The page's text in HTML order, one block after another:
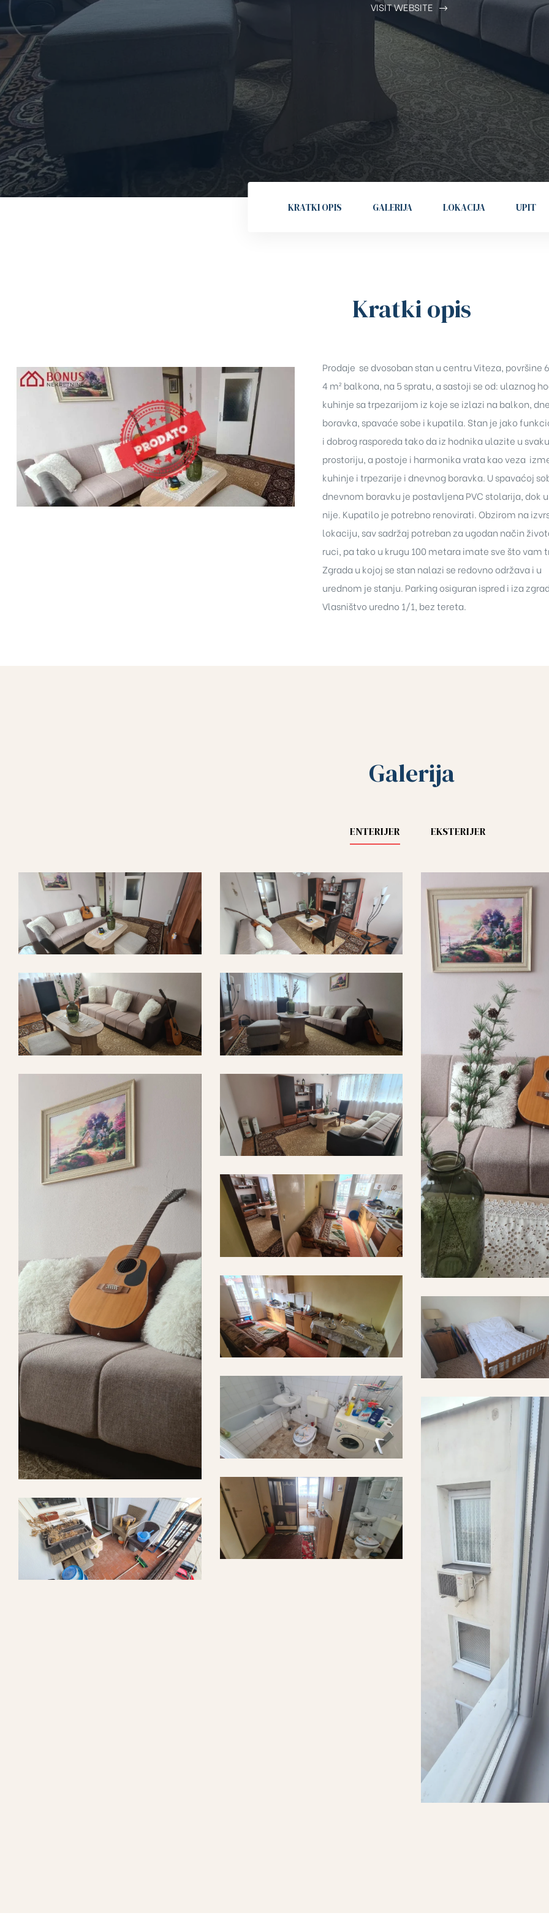
VISIT WEBSITE
KRATKI OPIS GALERIJA LOKACIJA UPIT
Kratki opis
Prodaje se dvosoban stan u centru Viteza, površine
4 m² balkona, na 5 spratu, a sastoji se od: ulaznog
kuhinje sa trpezarijom iz koje se izlazi na balkon,
boravka, spavaće sobe i kupatila. Stan je jako
i dobrog rasporeda tako da iz hodnika ulazite u svaku
prostoriju, a postoje i harmonika vrata kao veza
kuhinje i trpezarije i dnevnog boravka. U spavaćoj
dnevnom boravku je postavljena PVC stolarija, dok
nije. Kupatilo je potrebno renovirati. Obzirom na
lokaciju, sav sadržaj potreban za ugodan način
ruci, pa tako u krugu 100 metara imate sve što vam
Zgrada u kojoj se stan nalazi se redovno održava i u
urednom je stanju. Parking osiguran ispred i iza
Vlasništvo uredno 1/1, bez tereta.
Galerija
ENTERIJER EKSTERIJER